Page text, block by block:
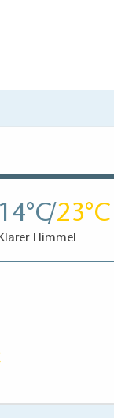
14 23
Klarer Himmel